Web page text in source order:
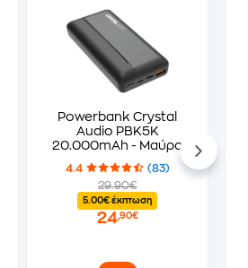
Powerbank Crystal
Audio PBK5K
20.000mAh - Μαύρο
4.4
(83)
29.90€
5.00€ έκπτωση
24,90€